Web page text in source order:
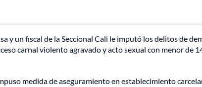
y un fiscal de la Seccional Cali le imputó los delitos de
carnal violento agravado y acto sexual con menor de
medida de aseguramiento en establecimiento